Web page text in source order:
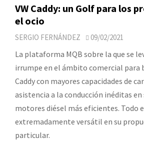
VW Caddy: un Golf para los
el ocio
SERGIO FERNÁNDEZ 09/02/2021
La plataforma MQB sobre la que se
irrumpe en el ámbito comercial para
Caddy con mayores capacidades de
asistencia a la conducción inéditas
motores diésel más eficientes. Todo
extremadamente versátil en su
particular.